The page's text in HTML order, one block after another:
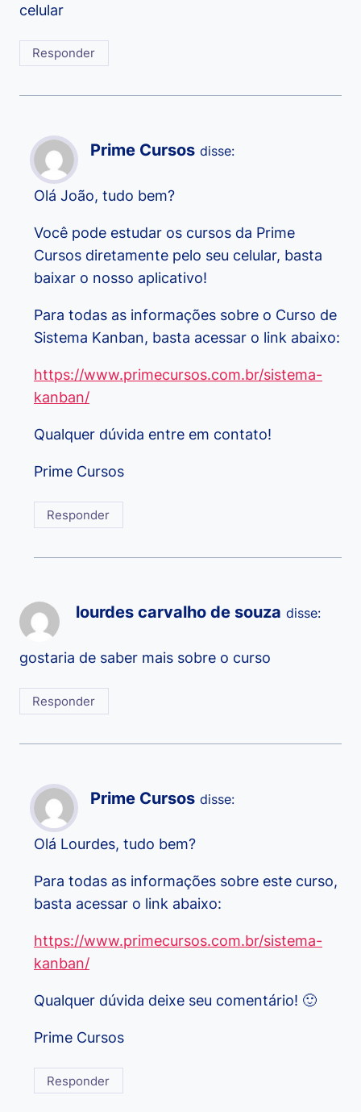
celular
Responder
Prime Cursos disse:
Olá João, tudo bem?
Você pode estudar os cursos da Prime
Cursos diretamente pelo seu celular, basta
baixar o nosso aplicativo!
Para todas as informações sobre o Curso de
Sistema Kanban, basta acessar o link abaixo:
https://www.primecursos.com.br/sistema-
kanban/
Qualquer dúvida entre em contato!
Prime Cursos
Responder
lourdes carvalho de souza disse:
gostaria de saber mais sobre o curso
Responder
Prime Cursos disse:
Olá Lourdes, tudo bem?
Para todas as informações sobre este curso,
basta acessar o link abaixo:
https://www.primecursos.com.br/sistema-
kanban/
Qualquer dúvida deixe seu comentário! 🙂
Prime Cursos
Responder